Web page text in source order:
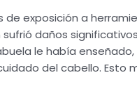
de exposición a
daños
le había
del cabello. Esto